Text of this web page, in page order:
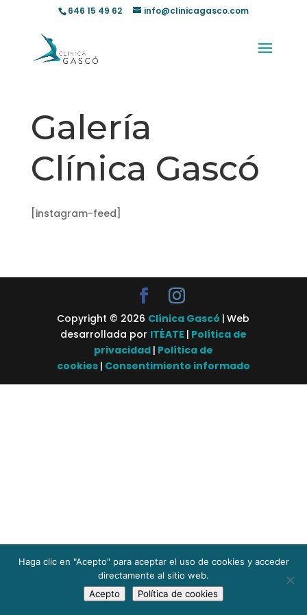
646 15 49 62 info@clinicagasco.com
Galería
Clínica Gascó
[instagram-feed]
Copyright © 2026 Clínica Gascó | Web
desarrollada por ITÉATE | Política de
privacidad | Política de
cookies | Consentimiento informado
Haga clic en "Acepto" para aceptar el uso de cookies y acceder
directamente al sitio web.
Acepto
Política de cookies
¡Consigue ahora mismo tu cita!